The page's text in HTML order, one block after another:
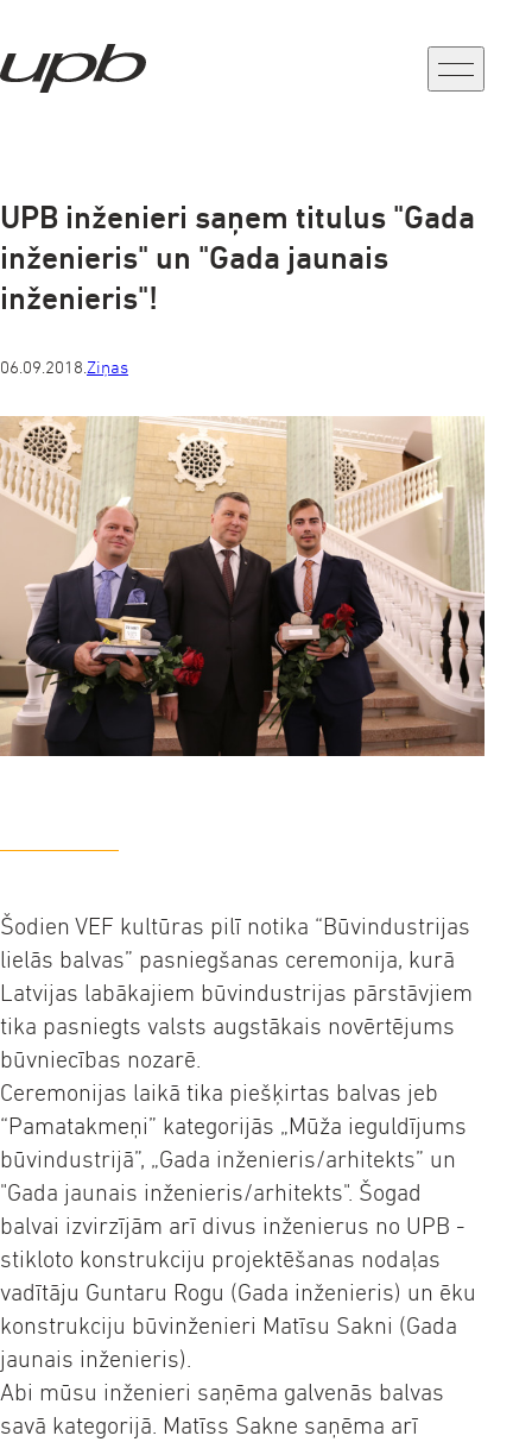
UPB inženieri saņem titulus "Gada
inženieris" un "Gada jaunais
inženieris"!
06.09.2018. Ziņas
Šodien VEF kultūras pilī notika “Būvindustrijas
lielās balvas” pasniegšanas ceremonija, kurā
Latvijas labākajiem būvindustrijas pārstāvjiem
tika pasniegts valsts augstākais novērtējums
būvniecības nozarē.
Ceremonijas laikā tika piešķirtas balvas jeb
“Pamatakmeņi” kategorijās „Mūža ieguldījums
būvindustrijā”, „Gada inženieris/arhitekts” un
"Gada jaunais inženieris/arhitekts". Šogad
balvai izvirzījām arī divus inženierus no UPB -
stikloto konstrukciju projektēšanas nodaļas
vadītāju Guntaru Rogu (Gada inženieris) un ēku
konstrukciju būvinženieri Matīsu Sakni (Gada
jaunais inženieris).
Abi mūsu inženieri saņēma galvenās balvas
savā kategorijā. Matīss Sakne saņēma arī